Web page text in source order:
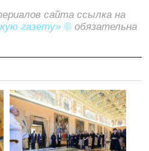
сайта ссылка на
газету» © обязательна